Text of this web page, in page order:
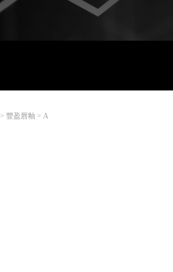
> 豐盈唇釉 > A